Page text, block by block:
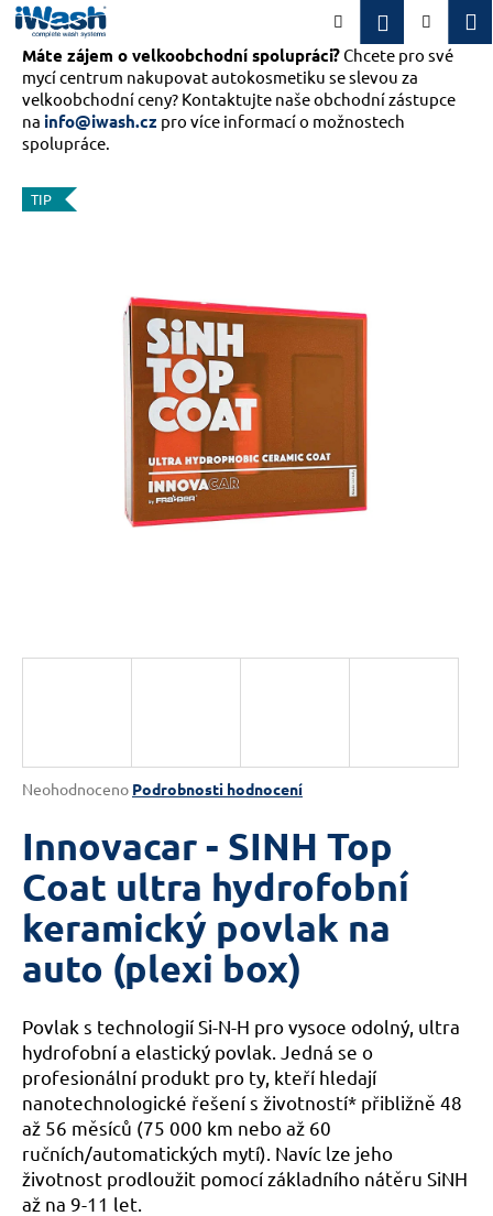
Přejít
obsah
Hledat Přihlášení
Nákupní
košík
Průměrné
produktu
0,0
z
5
hvězdiček.
Neohodnoceno Podrobnosti hodnocení
Innovacar - SINH Top
Coat ultra hydrofobní
keramický povlak na
auto (plexi box)
Povlak s technologií Si-N-H pro vysoce odolný, ultra
hydrofobní a elastický povlak. Jedná se o
profesionální produkt pro ty, kteří hledají
nanotechnologické řešení s životností* přibližně 48
až 56 měsíců (75 000 km nebo až 60
ručních/automatických mytí). Navíc lze jeho
životnost prodloužit pomocí základního nátěru SiNH
až na 9-11 let.
TIP
Máte zájem o velkoobchodní spolupráci?Chcete pro své
mycí centrum nakupovat autokosmetiku se slevou za
velkoobchodní ceny? Kontaktujte naše obchodní zástupce
na info@iwash.cz pro více informací o možnostech
spolupráce.
K
Zpět
Zpět
C
o
o
D
o
p
o
r
u
č
u
j
e
m
e